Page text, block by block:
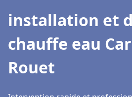
installation et
chauffe eau
Rouet